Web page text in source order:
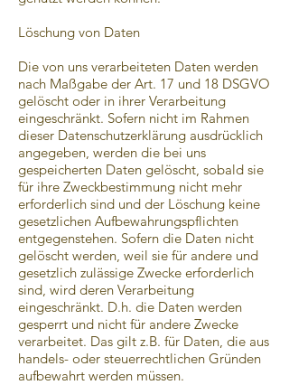
Löschung von Daten
Die von uns verarbeiteten Daten werden
nach Maßgabe der Art. 17 und 18 DSGVO
gelöscht oder in ihrer Verarbeitung
eingeschränkt. Sofern nicht im Rahmen
dieser Datenschutzerklärung ausdrücklich
angegeben, werden die bei uns
gespeicherten Daten gelöscht, sobald sie
für ihre Zweckbestimmung nicht mehr
erforderlich sind und der Löschung keine
gesetzlichen Aufbewahrungspflichten
entgegenstehen. Sofern die Daten nicht
gelöscht werden, weil sie für andere und
gesetzlich zulässige Zwecke erforderlich
sind, wird deren Verarbeitung
eingeschränkt. D.h. die Daten werden
gesperrt und nicht für andere Zwecke
verarbeitet. Das gilt z.B. für Daten, die aus
handels- oder steuerrechtlichen Gründen
aufbewahrt werden müssen.